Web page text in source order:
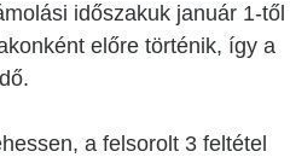
időszakuk január 1-től
előre történik, így a
a felsorolt 3 feltétel